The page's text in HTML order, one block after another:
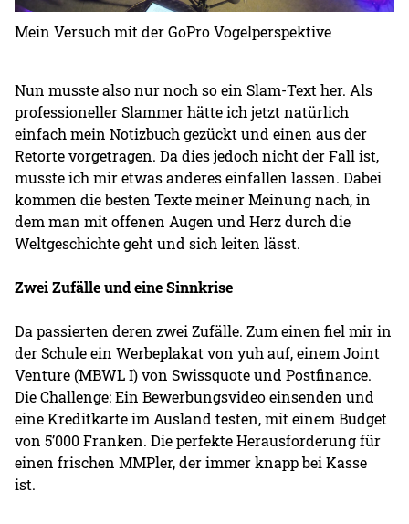
Mein Versuch mit der GoPro Vogelperspektive
Nun musste also nur noch so ein Slam-Text her. Als
professioneller Slammer hätte ich jetzt natürlich
einfach mein Notizbuch gezückt und einen aus der
Retorte vorgetragen. Da dies jedoch nicht der Fall ist,
musste ich mir etwas anderes einfallen lassen. Dabei
kommen die besten Texte meiner Meinung nach, in
dem man mit offenen Augen und Herz durch die
Weltgeschichte geht und sich leiten lässt.
Zwei Zufälle und eine Sinnkrise
Da passierten deren zwei Zufälle. Zum einen fiel mir in
der Schule ein Werbeplakat von yuh auf, einem Joint
Venture (MBWL I) von Swissquote und Postfinance.
Die Challenge: Ein Bewerbungsvideo einsenden und
eine Kreditkarte im Ausland testen, mit einem Budget
von 5’000 Franken. Die perfekte Herausforderung für
einen frischen MMPler, der immer knapp bei Kasse
ist.